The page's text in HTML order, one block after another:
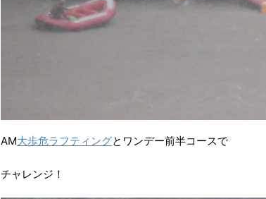
AM大歩危ラフティングとワンデー前半コースで
チャレンジ！